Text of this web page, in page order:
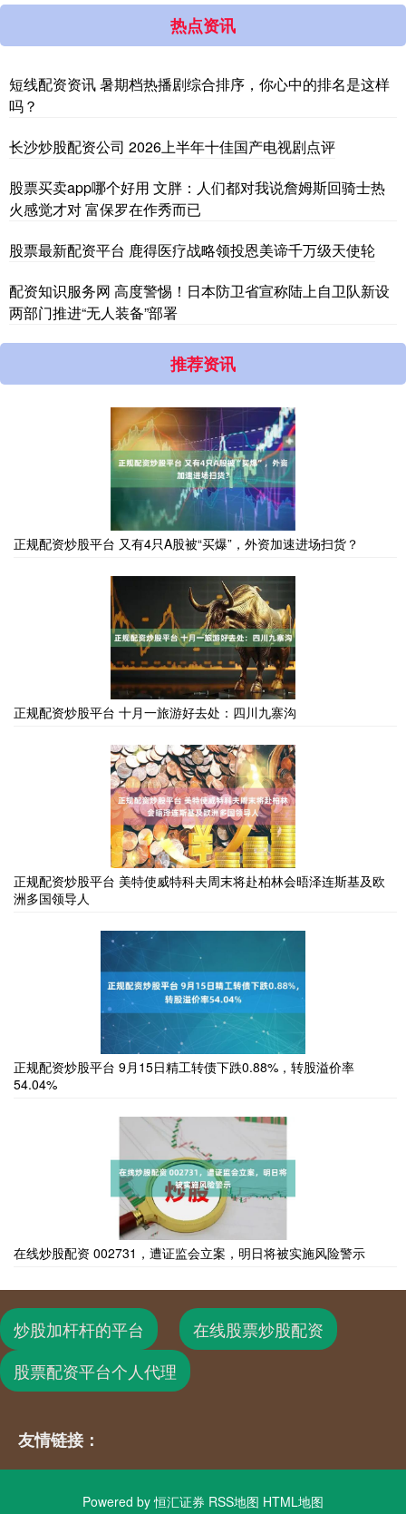
热点资讯
短线配资资讯 暑期档热播剧综合排序，你心中的排名是这样
吗？
长沙炒股配资公司 2026上半年十佳国产电视剧点评
股票买卖app哪个好用 文胖：人们都对我说詹姆斯回骑士热
火感觉才对 富保罗在作秀而已
股票最新配资平台 鹿得医疗战略领投恩美谛千万级天使轮
配资知识服务网 高度警惕！日本防卫省宣称陆上自卫队新设
两部门推进“无人装备”部署
推荐资讯
正规配资炒股平台 又有4只A股被“买爆”，外资加速进场扫货？
正规配资炒股平台 十月一旅游好去处：四川九寨沟
正规配资炒股平台 美特使威特科夫周末将赴柏林会晤泽连斯基及欧
洲多国领导人
正规配资炒股平台 9月15日精工转债下跌0.88%，转股溢价率
54.04%
在线炒股配资 002731，遭证监会立案，明日将被实施风险警示
炒股加杆杆的平台
在线股票炒股配资
股票配资平台个人代理
友情链接：
Powered by恒汇证券 RSS地图 HTML地图